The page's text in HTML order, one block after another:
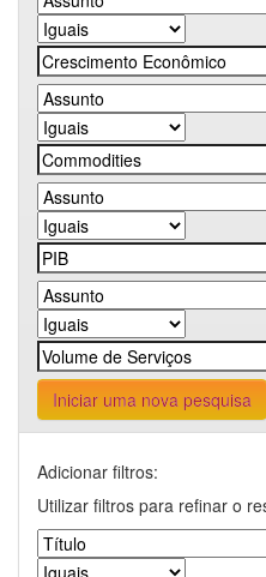
Iniciar uma nova pesquisa
Adicionar filtros:
Utilizar filtros para refinar o